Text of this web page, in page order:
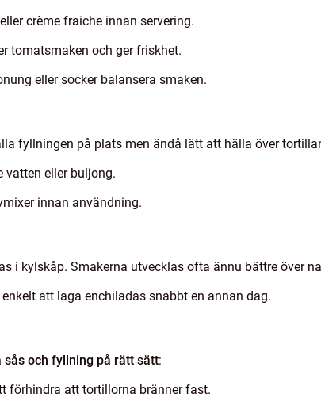
crème fraiche innan servering.
tomatsmaken och ger friskhet.
eller socker balansera smaken.
fyllningen på plats men ändå lätt att hälla över
vatten eller buljong.
innan användning.
i kylskåp. Smakerna utvecklas ofta ännu bättre över
att laga enchiladas snabbt en annan dag.
sås och fyllning på rätt sätt:
förhindra att tortillorna bränner fast.